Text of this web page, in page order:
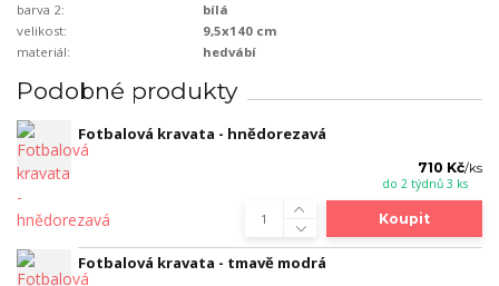
barva 2:
bílá
velikost:
9,5x140 cm
materiál:
hedvábí
Podobné produkty
Fotbalová kravata - hnědorezavá
710 Kč/ks
do 2 týdnů 3 ks
Koupit
Fotbalová kravata - tmavě modrá